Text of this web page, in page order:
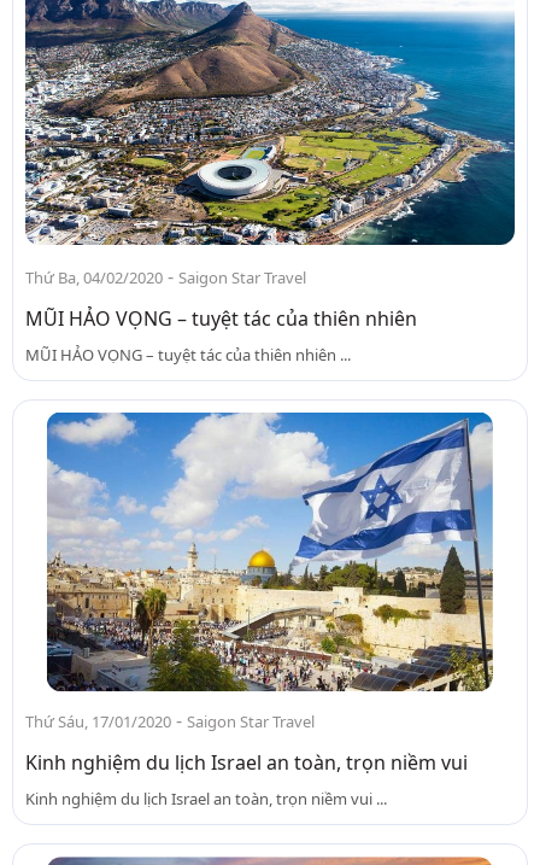
Thứ Ba, 04/02/2020 - Saigon Star Travel
MŨI HẢO VỌNG – tuyệt tác của thiên nhiên
MŨI HẢO VỌNG – tuyệt tác của thiên nhiên ...
Thứ Sáu, 17/01/2020 - Saigon Star Travel
Kinh nghiệm du lịch Israel an toàn, trọn niềm vui
Kinh nghiệm du lịch Israel an toàn, trọn niềm vui ...